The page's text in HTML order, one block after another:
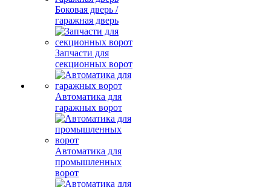
Боковая дверь /
гаражная дверь
Запчасти для
секционных ворот
Автоматика для
гаражных ворот
Автоматика для
промышленных
ворот